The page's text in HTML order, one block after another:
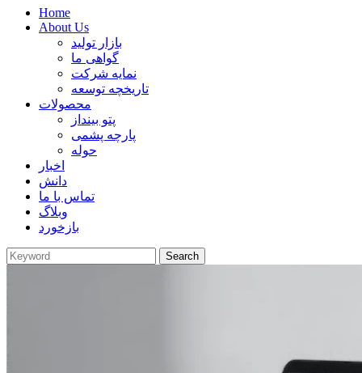
Home
About Us
بازار تولید
گواهی ما
نمایه شرکت
تاریخچه توسعه
محصولات
پتو بینداز
پارچه پشمی
حوله
اخبار
دانش
تماس با ما
وبلاگ
بازخورد